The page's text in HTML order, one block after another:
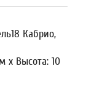
Кабрио,
x Высота: 10